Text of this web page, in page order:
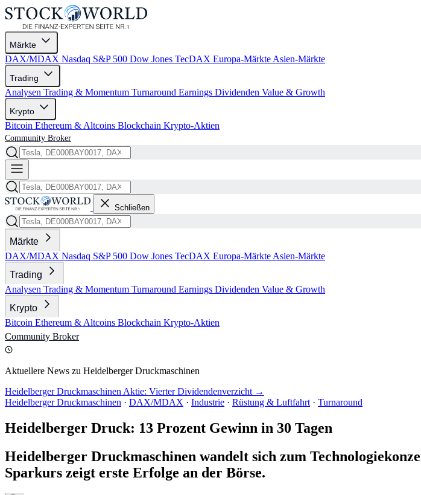
Märkte
DAX/MDAX Nasdaq S&P 500 Dow Jones TecDAX Europa-Märkte Asien-Märkte
Trading
Analysen Trading & Momentum Turnaround Earnings Dividenden Value & Growth
Krypto
Bitcoin Ethereum & Altcoins Blockchain Krypto-Aktien
Community Broker
Schließen
Märkte
DAX/MDAX Nasdaq S&P 500 Dow Jones TecDAX Europa-Märkte Asien-Märkte
Trading
Analysen Trading & Momentum Turnaround Earnings Dividenden Value & Growth
Krypto
Bitcoin Ethereum & Altcoins Blockchain Krypto-Aktien
Community Broker
Aktuellere News zu Heidelberger Druckmaschinen
Heidelberger Druckmaschinen Aktie: Vierter Dividendenverzicht →
Heidelberger Druckmaschinen · DAX/MDAX · Industrie · Rüstung & Luftfahrt · Turnaround
Heidelberger Druck: 13 Prozent Gewinn in 30 Tagen
Heidelberger Druckmaschinen wandelt sich zum
Sparkurs zeigt erste Erfolge an der Börse.